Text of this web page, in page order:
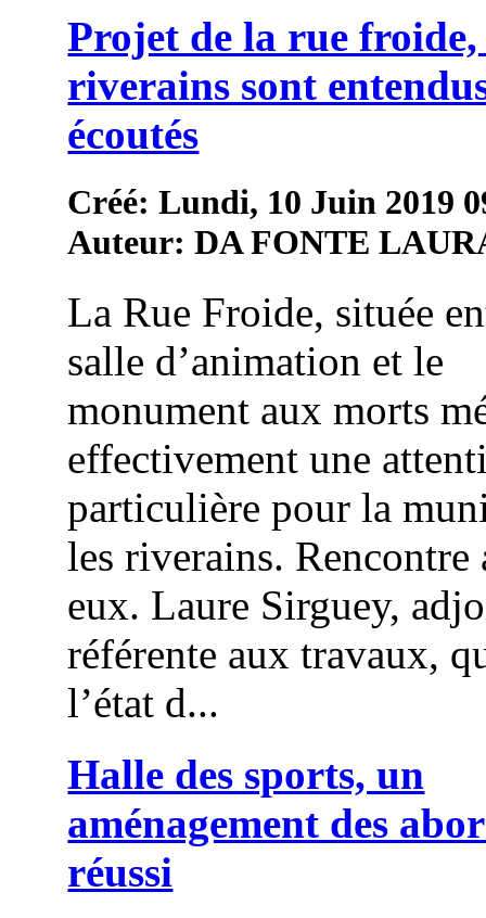
Projet de la rue froide,
riverains sont
écoutés
Créé: Lundi, 10 Juin 2019
Auteur: DA FONTE
La Rue Froide, située
salle d’animation et le
monument aux morts
effectivement une
particulière pour la
les riverains. Rencontre
eux. Laure Sirguey,
référente aux travaux,
l’état d...
Halle des sports, un
aménagement des
réussi